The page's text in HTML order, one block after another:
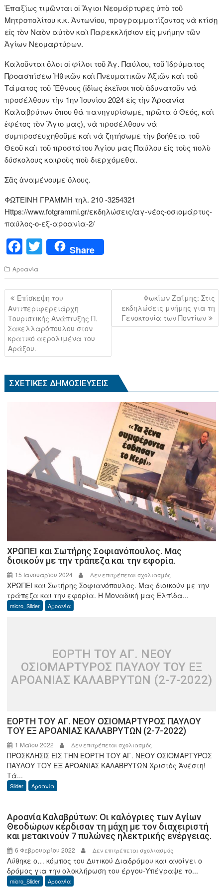
Ἐπαξίως τιμῶνται οἱ Ἅγιοι Νεομάρτυρες ὑπὸ τοῦ
Μητροπολίτου κ.κ. Ἀντωνίου, προγραμματίζοντος νὰ κτίσῃ
εἰς τὸν Ναὸν αὐτὸν καὶ Παρεκκλήσιον εἰς μνήμην τῶν
Ἁγίων Νεομαρτύρων.
Καλοῦνται ὅλοι οἱ φίλοι τοῦ Ἁγ. Παύλου, τοῦ Ἱδρύματος
Προασπίσεω Ἠθικῶν καὶ Πνευματικῶν Ἀξιῶν καὶ τοῦ
Τάματος τοῦ Ἔθνους (ἰδίως ἐκεῖνοι ποὺ ἀδυνατοῦν νὰ
προσέλθουν τὴν 1ην Ἰουνίου 2024 εἰς τὴν Ἀροανία
Καλαβρύτων ὅπου θὰ πανηγυρίσωμε, πρῶτα ὁ Θεός, καὶ
ἐφέτος τὸν Ἅγιο μας), νὰ προσέλθουν νὰ
συμπροσευχηθοῦμε καὶ νὰ ζητήσωμε τὴν βοήθεια τοῦ
Θεοῦ καὶ τοῦ προστάτου Ἁγίου μας Παύλου εἰς τοὺς πολὺ
δύσκολους καιροὺς ποὺ διερχόμεθα.
Σᾶς ἀναμένουμε ὅλους.
ΦΩΤΕΙΝΗ ΓΡΑΜΜΗ τηλ. 210 -3254321
Https://www.fotgrammi.gr/εκδηλώσεις/αγ-νέος-οσιομάρτυς-
παύλος-ο-εξ-αροανία-2/
F
a
c
e
b
o
o
k
T
wi
tt
er
Share
Αροανία
Πλοήγηση
άρθρων
Επίσκεψη του
Αντιπεριφερειάρχη
Τουριστικής Ανάπτυξης Π.
Σακελλαρόπουλου στον
κρατικό αερολιμένα του
Αράξου.
Φωκίων Ζαΐμης: Στις
εκδηλώσεις μνήμης για τη
Γενοκτoνία των Ποντίων
ΣΧΕΤΙΚΈΣ ΔΗΜΟΣΙΕΎΣΕΙΣ
ΧΡΩΠΕΙ και Σωτήρης Σοφιανόπουλος. Μας
διοικούν με την τράπεζα και την εφορία.
15 Ιανουαρίου 2024 Δεν επιτρέπεται σχολιασμός
ΧΡΩΠΕΙ
και
με
την
τράπεζα
και
ΧΡΩΠΕΙ και Σωτήρης Σοφιανόπουλος. Μας διοικούν με την
τράπεζα και την εφορία. Η Μοναδική μας Ελπίδα...
micro_Slider Αροανία
ΕΟΡΤΗ ΤΟΥ ΑΓ. ΝΕΟΥ
ΟΣΙΟΜΑΡΤΥΡΟΣ ΠΑΥΛΟΥ ΤΟΥ ΕΞ
ΑΡΟΑΝΙΑΣ ΚΑΛΑΒΡΥΤΩΝ (2-7-2022)
ΕΟΡΤΗ ΤΟΥ ΑΓ. ΝΕΟΥ ΟΣΙΟΜΑΡΤΥΡΟΣ ΠΑΥΛΟΥ
ΤΟΥ ΕΞ ΑΡΟΑΝΙΑΣ ΚΑΛΑΒΡΥΤΩΝ (2-7-2022)
1 Μαΐου 2022 Δεν επιτρέπεται σχολιασμός
ΕΟΡΤΗ
ΤΟΥ
ΤΟΥ
ΕΞ
ΑΡΟΑΝΙΑΣ
ΚΑΛΑΒΡΥΤΩΝ
(2-
7-
ΠΡΟΣΚΛΗΣΙΣ ΕΙΣ ΤΗΝ ΕΟΡΤΗ ΤΟΥ ΑΓ. ΝΕΟΥ ΟΣΙΟΜΑΡΤΥΡΟΣ
ΠΑΥΛΟΥ ΤΟΥ ΕΞ ΑΡΟΑΝΙΑΣ ΚΑΛΑΒΡΥΤΩΝ Χριστὸς Ἀνέστη!
Τὰ...
Slider Αροανία
Αροανία Καλαβρύτων: Οι καλόγριες των Αγίων
Θεοδώρων κέρδισαν τη μάχη με τον διαχειριστή
και μετακινούν 7 πυλώνες ηλεκτρικής ενέργειας.
6 Φεβρουαρίου 2022 Δεν επιτρέπεται σχολιασμός
Αροανία
Καλαβρύτων:
Λύθηκε ο… κόμπος του Δυτικού Διαδρόμου και ανοίγει ο
δρόμος για την ολοκλήρωση του έργου-Υπέγραψε το...
micro_Slider Αροανία